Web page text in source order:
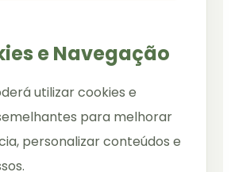
e Navegação
utilizar cookies e
para melhorar
personalizar conteúdos e